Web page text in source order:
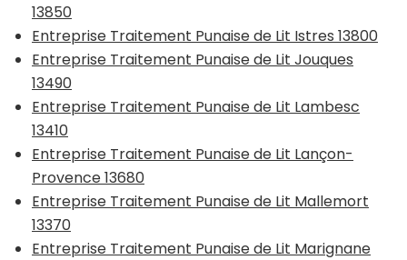
13850
Entreprise Traitement Punaise de Lit Istres 13800
Entreprise Traitement Punaise de Lit Jouques
13490
Entreprise Traitement Punaise de Lit Lambesc
13410
Entreprise Traitement Punaise de Lit Lançon-
Provence 13680
Entreprise Traitement Punaise de Lit Mallemort
13370
Entreprise Traitement Punaise de Lit Marignane